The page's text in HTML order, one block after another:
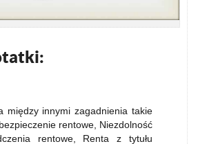
między innymi zagadnienia takie
rentowe, Niezdolność
rentowe, Renta z tytułu